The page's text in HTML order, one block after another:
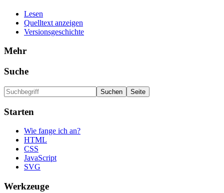
Lesen
Quelltext anzeigen
Versionsgeschichte
Mehr
Suche
Starten
Wie fange ich an?
HTML
CSS
JavaScript
SVG
Werkzeuge